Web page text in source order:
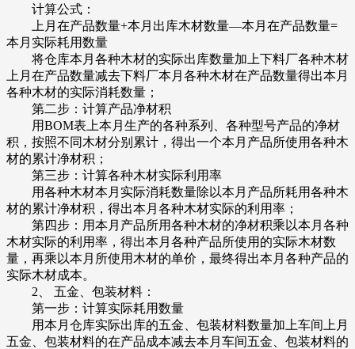
计算公式：
上月在产品数量+本月出库木材数量—本月在产品数量=
本月实际耗用数量
将仓库本月各种木材的实际出库数量加上下料厂各种木材
上月在产品数量减去下料厂本月各种木材在产品数量得出本月
各种木材的实际消耗数量；
第二步：计算产品净材积
用BOM表上本月生产的各种系列、各种型号产品的净材
积，按照不同木材分别累计，得出一个本月产品所使用各种木
材的累计净材积；
第三步：计算各种木材实际利用率
用各种木材本月实际消耗数量除以本月产品所耗用各种木
材的累计净材积，得出本月各种木材实际的利用率；
第四步：用本月产品所用各种木材的净材积乘以本月各种
木材实际的利用率，得出本月各种产品所使用的实际木材数
量，再乘以本月所使用木材的单价，最终得出本月各种产品的
实际木材成本。
2、 五金、包装材料：
第一步：计算实际耗用数量
用本月仓库实际出库的五金、包装材料数量加上车间上月
五金、包装材料的在产品成本减去本月车间五金、包装材料的